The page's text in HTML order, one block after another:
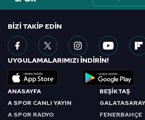
ANASAYFA
A SPOR CANLI YAYIN
A SPOR RADYO
BEŞİKTAŞ
GALATASARAY
FENERBAHÇE
BIZI TAKIP EDIN
UYGULAMALARIMIZI İNDİRİN!